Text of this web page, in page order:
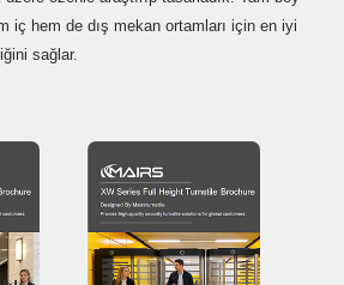
iç hem de dış mekan ortamları için en iyi
sağlar.